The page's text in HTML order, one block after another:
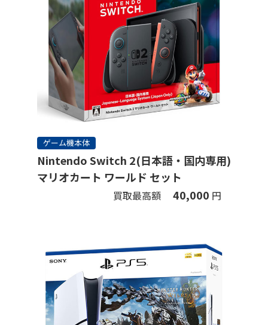
ゲーム機本体
Nintendo Switch 2(日本語・国内専用)
マリオカート ワールド セット
買取最高額 40,000 円